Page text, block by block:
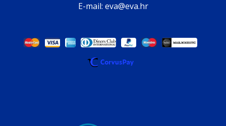
E-mail: eva@eva.hr